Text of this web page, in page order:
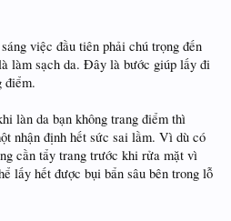
việc đầu tiên phải chú trọng đến
làm sạch da. Đây là bước giúp lấy đi
điểm.
làn da bạn không trang điểm thì
nhận định hết sức sai lầm. Vì dù có
cần tẩy trang trước khi rửa mặt vì
lấy hết được bụi bẩn sâu bên trong lỗ